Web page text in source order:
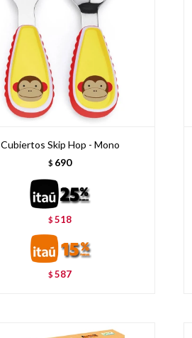
Cubiertos Skip Hop - Mono
$ 690
$518
$587